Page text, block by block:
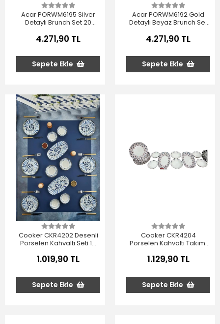
Acar PORWM6195 Silver
Detaylı Brunch Set 20
4.271,90 TL
Sepete Ekle
Acar PORWM6192 Gold
Detaylı Beyaz Brunch Set
4.271,90 TL
Sepete Ekle
Cooker CKR4202 Desenli
Porselen Kahvaltı Seti 14
1.019,90 TL
Sepete Ekle
Cooker CKR4204
Porselen Kahvaltı Takımı
1.129,90 TL
Sepete Ekle